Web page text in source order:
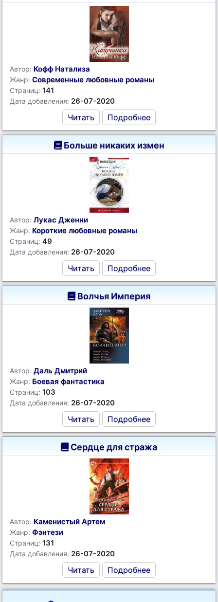
Автор: Кофф Натализа
Жанр: Современные любовные романы
Страниц: 141
Дата добавления: 26-07-2020
Читать Подробнее
Больше никаких измен
Автор: Лукас Дженни
Жанр: Короткие любовные романы
Страниц: 49
Дата добавления: 26-07-2020
Читать Подробнее
Волчья Империя
Автор: Даль Дмитрий
Жанр: Боевая фантастика
Страниц: 103
Дата добавления: 26-07-2020
Читать Подробнее
Сердце для стража
Автор: Каменистый Артем
Жанр: Фэнтези
Страниц: 131
Дата добавления: 26-07-2020
Читать Подробнее